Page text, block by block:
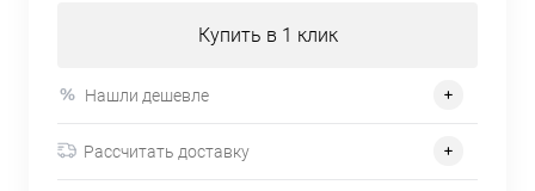
Купить в 1 клик
Нашли дешевле
Рассчитать доставку